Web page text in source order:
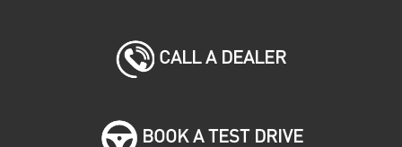
CALL A DEALER
BOOK A TEST DRIVE